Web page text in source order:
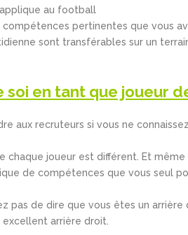
au football
pertinentes que vous
sont transférables sur un
soi en tant que joueur
aux recruteurs si vous ne
chaque joueur est différent. Et
de compétences que vous seul
pas de dire que vous êtes un
arrière droit.